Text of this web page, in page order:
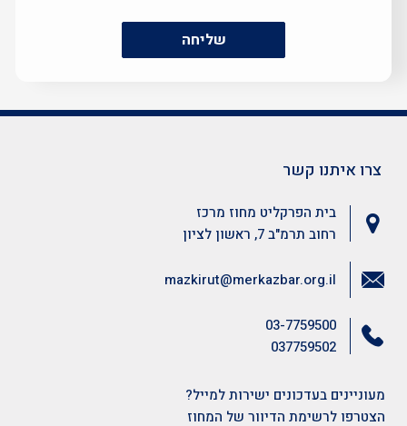
שליחה
צרו איתנו קשר
בית הפרקליט מחוז מרכז
רחוב תרמ"ב 7, ראשון לציון
03-7759500
037759502
mazkirut@merkazbar.org.il
מעוניינים בעדכונים ישירות למייל?
הצטרפו לרשימת הדיוור של המחוז